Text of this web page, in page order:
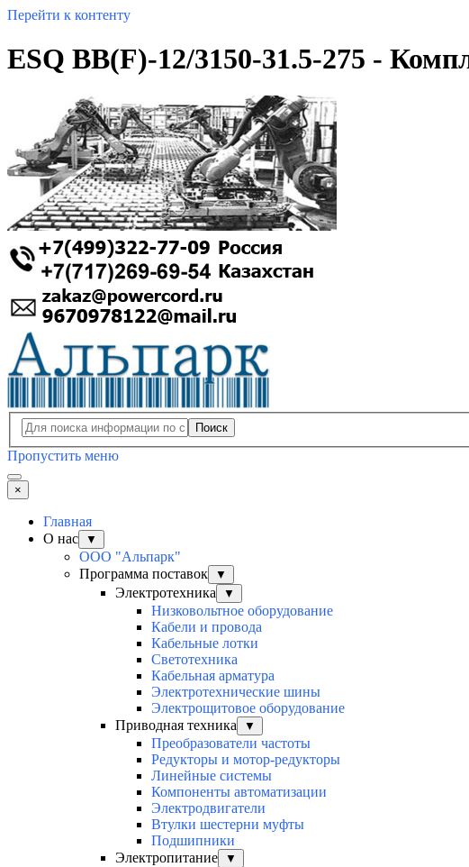
Перейти к контенту
ESQ ВВ(F)-12/3150-31.5-275 -
Поиск
Пропустить меню
×
Главная
О нас
▼
ООО "Альпарк"
Программа поставок
▼
Электротехника ▼
Низковольтное оборудование
Кабели и провода
Кабельные лотки
Светотехника
Кабельная арматура
Электротехнические шины
Электрощитовое оборудование
Приводная техника
▼
Преобразователи частоты
Редукторы и мотор-редукторы
Линейные системы
Компоненты автоматизации
Электродвигатели
Втулки шестерни муфты
Подшипники
Электропитание
▼